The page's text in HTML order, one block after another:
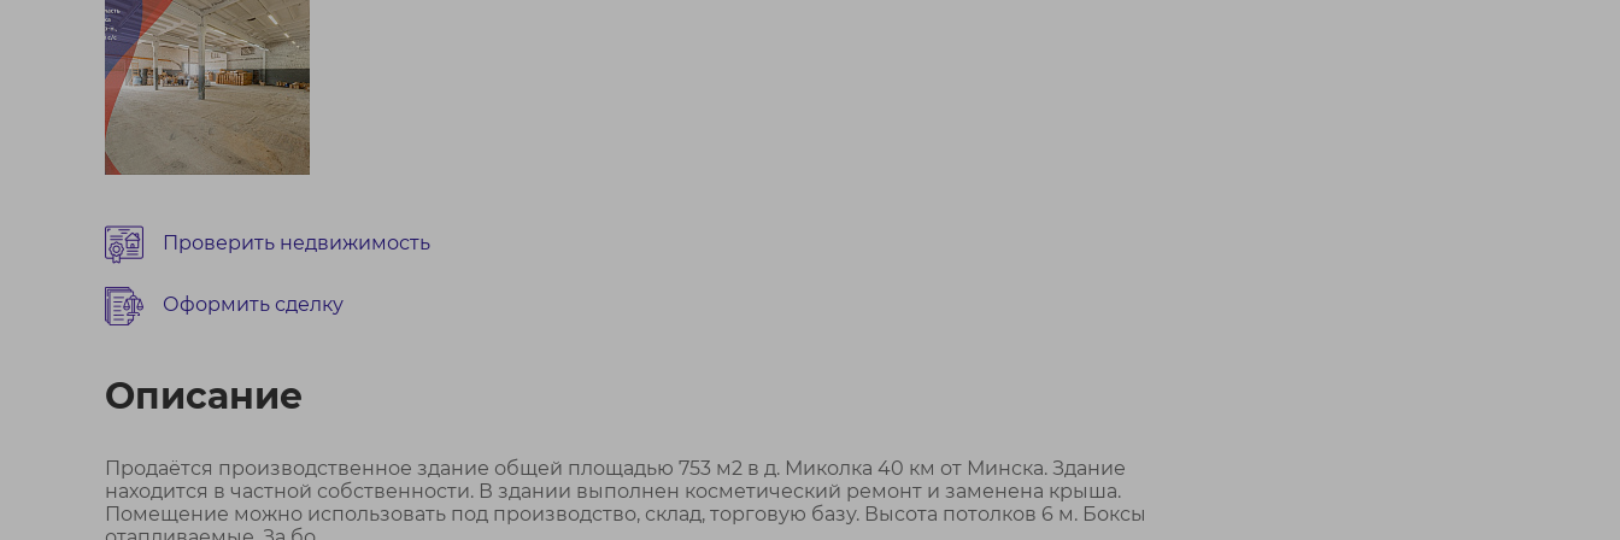
Проверить недвижимость
Оформить сделку
Описание
Продаётся производственное здание общей площадью 753 м2 в д. Миколка 40 км от Минска. Здание
находится в частной собственности. В здании выполнен косметический ремонт и заменена крыша.
Помещение можно использовать под производство, склад, торговую базу. Высота потолков 6 м. Боксы